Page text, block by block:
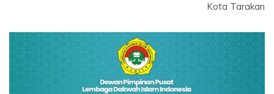
Kota Tarakan